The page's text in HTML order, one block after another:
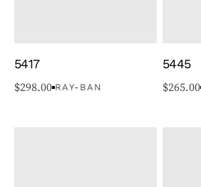
5417
$298.00 RAY-BAN
5445
$265.00